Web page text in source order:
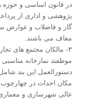
در قانون اساسی و
پژوهشی و اداری از
گاز و فاضلاب و
معاف می باشند.
۳- مالکان مجتمع های
موظفند نمازخانه مناسبی
دستورالعمل این بند
مکان احداث در
عالی شهرسازی و